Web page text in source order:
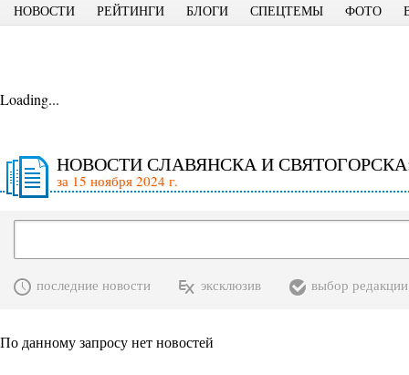
НОВОСТИ РЕЙТИНГИ БЛОГИ СПЕЦТЕМЫ ФОТО
Loading...
НОВОСТИ СЛАВЯНСКА И
за 15 ноября 2024 г.
последние новости эксклюзив выбор редакции
По данному запросу нет новостей